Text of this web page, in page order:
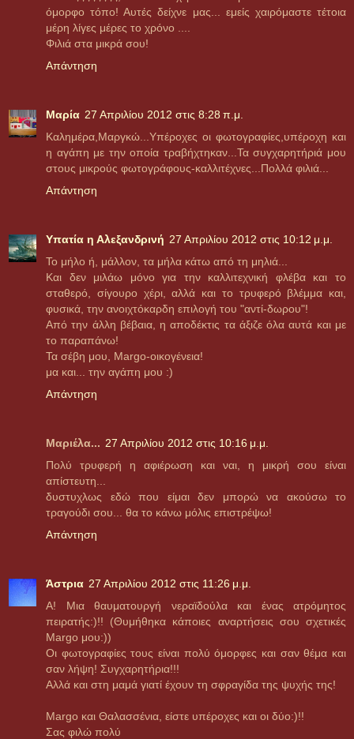
όμορφο τόπο! Αυτές δείχνε μας... εμείς χαιρόμαστε τέτοια
μέρη λίγες μέρες το χρόνο ....
Φιλιά στα μικρά σου!
Απάντηση
Μαρία 27 Απριλίου 2012 στις 8:28 π.μ.
Kαλημέρα,Μαργκώ...Υπέροχες οι φωτογραφίες,υπέροχη και
η αγάπη με την οποία τραβήχτηκαν...Τα συγχαρητήριά μου
στους μικρούς φωτογράφους-καλλιτέχνες...Πολλά φιλιά...
Απάντηση
Υπατία η Αλεξανδρινή 27 Απριλίου 2012 στις 10:12 μ.μ.
Το μήλο ή, μάλλον, τα μήλα κάτω από τη μηλιά...
Και δεν μιλάω μόνο για την καλλιτεχνική φλέβα και το
σταθερό, σίγουρο χέρι, αλλά και το τρυφερό βλέμμα και,
φυσικά, την ανοιχτόκαρδη επιλογή του "αντί-δωρου"!
Από την άλλη βέβαια, η αποδέκτις τα άξιζε όλα αυτά και με
το παραπάνω!
Τα σέβη μου, Margo-οικογένεια!
μα και... την αγάπη μου :)
Απάντηση
Μαριέλα... 27 Απριλίου 2012 στις 10:16 μ.μ.
Πολύ τρυφερή η αφιέρωση και ναι, η μικρή σου είναι
απίστευτη...
δυστυχλως εδώ που είμαι δεν μπορώ να ακούσω το
τραγούδι σου... θα το κάνω μόλις επιστρέψω!
Απάντηση
Άστρια 27 Απριλίου 2012 στις 11:26 μ.μ.
Α! Μια θαυματουργή νεραϊδούλα και ένας ατρόμητος
πειρατής:)!! (Θυμήθηκα κάποιες αναρτήσεις σου σχετικές
Margo μου:))
Οι φωτογραφίες τους είναι πολύ όμορφες και σαν θέμα και
σαν λήψη! Συγχαρητήρια!!!
Αλλά και στη μαμά γιατί έχουν τη σφραγίδα της ψυχής της!
Margo και Θαλασσένια, είστε υπέροχες και οι δύο:)!!
Σας φιλώ πολύ